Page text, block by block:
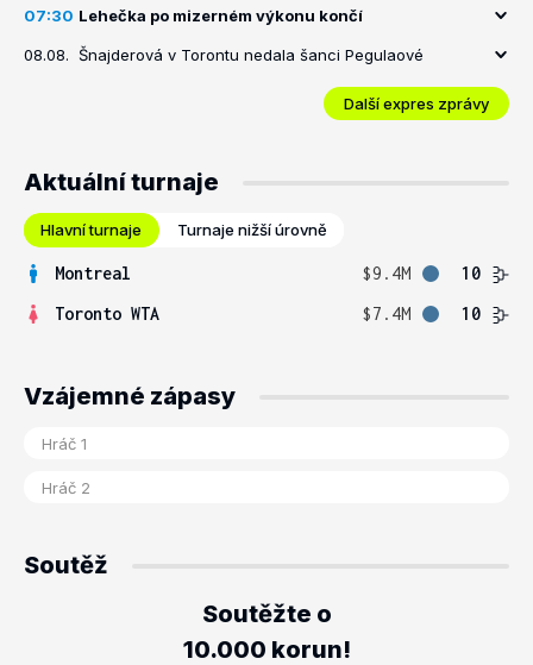
07:30 Lehečka po mizerném výkonu končí
08.08. Šnajderová v Torontu nedala šanci Pegulaové
Další expres zprávy
Aktuální turnaje
Hlavní turnaje Turnaje nižší úrovně
Montreal $9.4M
10
Toronto WTA
$7.4M 10
Vzájemné zápasy
Soutěž
Soutěžte o
10.000 korun!